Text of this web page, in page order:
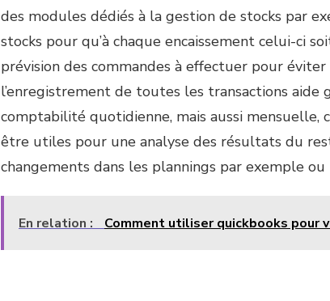
des modules dédiés à la gestion de stocks par
stocks pour qu’à chaque encaissement celui-ci
prévision des commandes à effectuer pour
l’enregistrement de toutes les transactions
comptabilité quotidienne, mais aussi mensuelle,
être utiles pour une analyse des résultats du
changements dans les plannings par exemple
En relation : Comment utiliser quickbooks pour